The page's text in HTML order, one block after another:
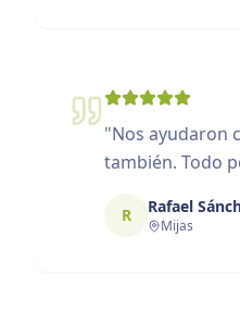
"Nos ayudaron
también. Todo
R Rafael
Mijas